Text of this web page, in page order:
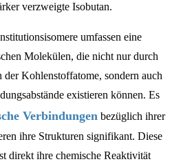
verzweigte Isobutan.
umfassen eine
Molekülen, die nicht nur durch
Kohlenstoffatome, sondern auch
existieren können. Es
Verbindungen bezüglich ihrer
ihre Strukturen signifikant. Diese
direkt ihre chemische Reaktivität